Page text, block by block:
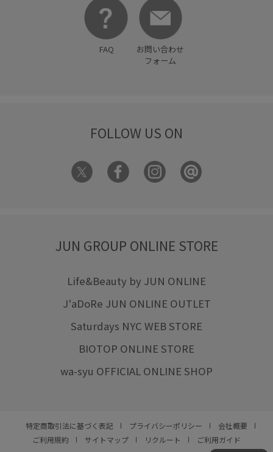
FAQ
お問い合わせ
フォーム
FOLLOW US ON
JUN GROUP ONLINE STORE
Life&Beauty by JUN ONLINE
J'aDoRe JUN ONLINE OUTLET
Saturdays NYC WEB STORE
BIOTOP ONLINE STORE
wa-syu OFFICIAL ONLINE SHOP
特定商取引法に基づく表記 プライバシーポリシー
会社概要
ご利用規約
サイトマップ リクルート ご利用ガイド